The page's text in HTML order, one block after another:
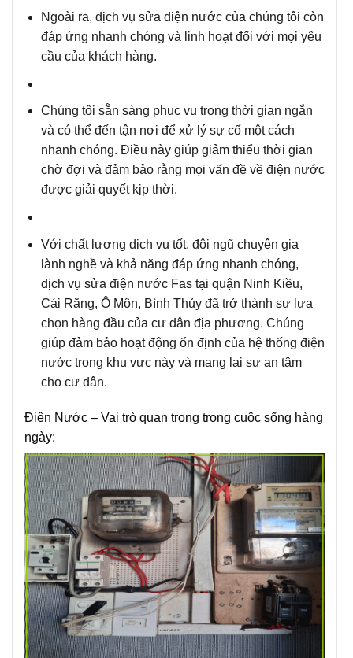
Ngoài ra, dịch vụ sửa điện nước của chúng tôi còn
đáp ứng nhanh chóng và linh hoạt đối với mọi yêu
cầu của khách hàng.
Chúng tôi sẵn sàng phục vụ trong thời gian ngắn
và có thể đến tận nơi để xử lý sự cố một cách
nhanh chóng. Điều này giúp giảm thiểu thời gian
chờ đợi và đảm bảo rằng mọi vấn đề về điện nước
được giải quyết kịp thời.
Với chất lượng dịch vụ tốt, đội ngũ chuyên gia
lành nghề và khả năng đáp ứng nhanh chóng,
dịch vụ sửa điện nước Fastại quận Ninh Kiều,
Cái Răng, Ô Môn, Bình Thủy đã trở thành sự lựa
chọn hàng đầu của cư dân địa phương. Chúng
giúp đảm bảo hoạt động ổn định của hệ thống điện
nước trong khu vực này và mang lại sự an tâm
cho cư dân.
Điện Nước – Vai trò quan trọng trong cuộc sống hàng
ngày: